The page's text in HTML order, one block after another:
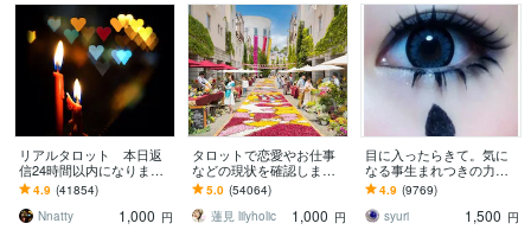
リアルタロット 本日返
信24時間以内になります
❤︎タイトルをご確認くださ
い❤︎
4.9 (41854)
Nnatty
1,000 円
タロットで恋愛やお仕事
などの現状を確認します
アドバイスもしっかりお
届けしますので安心して
ください♡
5.0 (54064)
蓮見 lilyholic
1,000 円
目に入ったらきて。気に
なる事生まれつきの力で
視ます 視ましょう恋愛や
仕事などこの先など
4.9 (9769)
syuri
1,500 円